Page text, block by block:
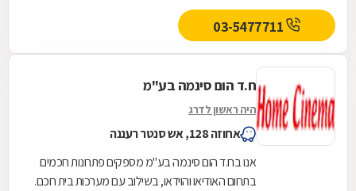
ח.ד הום סינמה בע"מ
היה ראשון לדרג
אחוזה 128, אש סנטר רעננה
אנו בח.ד הום סינמה בע"מ מספקים פתרונות חכמים
בתחום האודיאו והוידאו, בשילוב עם מערכות בית חכם.